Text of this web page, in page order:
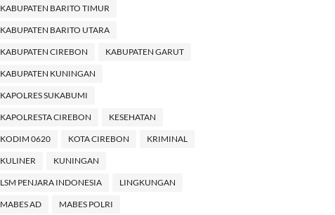
KABUPATEN BARITO TIMUR
KABUPATEN BARITO UTARA
KABUPATEN CIREBON KABUPATEN GARUT
KABUPATEN KUNINGAN
KAPOLRES SUKABUMI
KAPOLRESTA CIREBON KESEHATAN
KODIM 0620 KOTA CIREBON KRIMINAL
KULINER KUNINGAN
LSM PENJARA INDONESIA LINGKUNGAN
MABES AD MABES POLRI